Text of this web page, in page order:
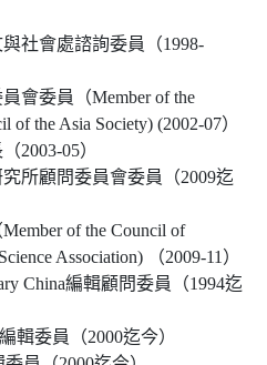
社會處諮詢委員（1998-
會委員（Member of the
of the Asia Society) (2002-07）
2003-05）
所顧問委員會委員（2009迄
of the Council of
Association) （2009-11）
China編輯顧問委員（1994迄
輯委員（2000迄今）